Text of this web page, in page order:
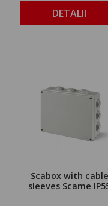
DETALII
Scabox with cable
sleeves Scame